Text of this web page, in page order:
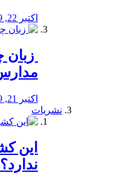
اکتبر 22, 2019
اکتبر 21, 2019
نشریات
این
ندارد؟